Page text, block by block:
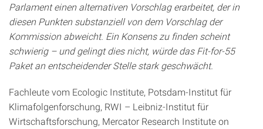
Parlament einen alternativen Vorschlag erarbeitet, der in
diesen Punkten substanziell von dem Vorschlag der
Kommission abweicht. Ein Konsens zu finden scheint
schwierig – und gelingt dies nicht, würde das Fit-for-55
Paket an entscheidender Stelle stark geschwächt.
Fachleute vom Ecologic Institute, Potsdam-Institut für
Klimafolgenforschung, RWI – Leibniz-Institut für
Wirtschaftsforschung, Mercator Research Institute on